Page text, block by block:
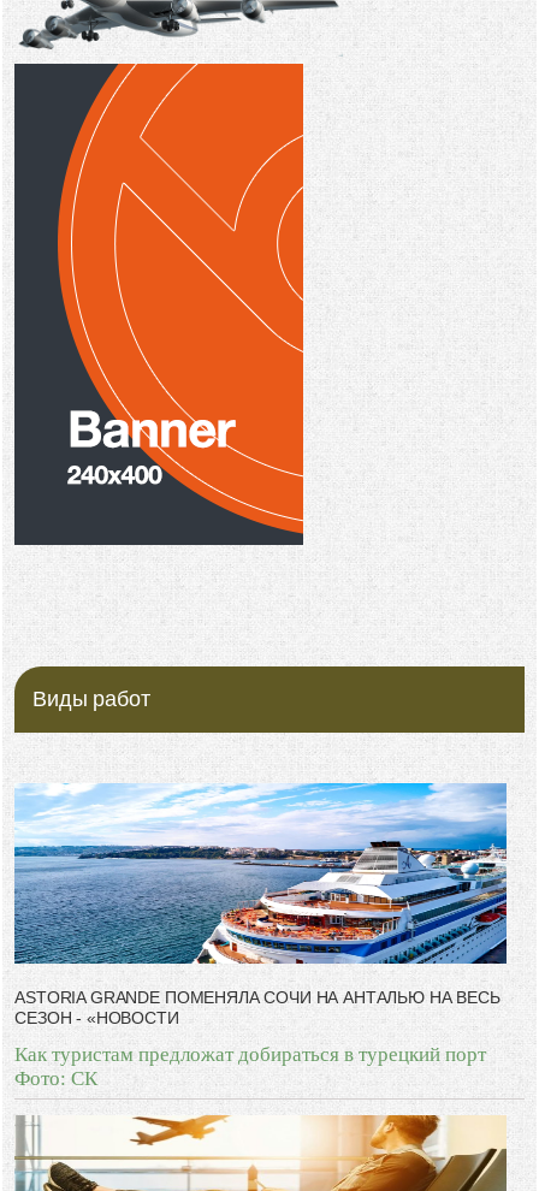
Виды работ
ASTORIA GRANDE ПОМЕНЯЛА СОЧИ НА АНТАЛЬЮ НА ВЕСЬ
СЕЗОН - «НОВОСТИ
Как туристам предложат добираться в турецкий порт
Фото: СК